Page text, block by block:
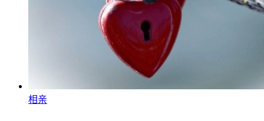
相亲